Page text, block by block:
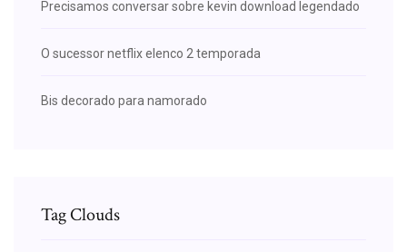
Precisamos conversar sobre kevin download legendado
O sucessor netflix elenco 2 temporada
Bis decorado para namorado
Tag Clouds